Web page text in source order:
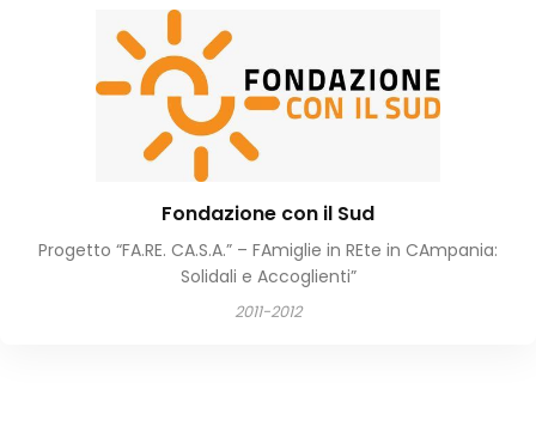
Fondazione con il Sud
Progetto “FA.RE. CA.S.A.” – FAmiglie in REte in CAmpania:
Solidali e Accoglienti”
2011-2012